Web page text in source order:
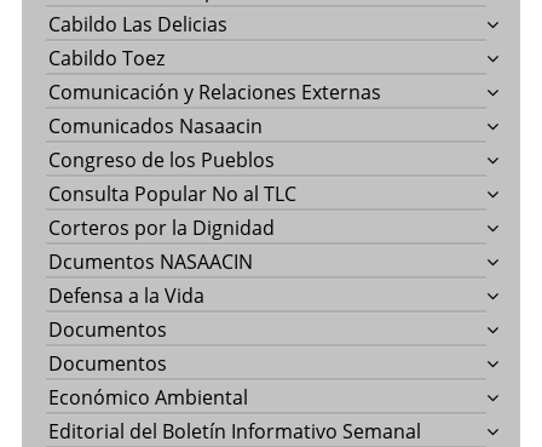
Cabildo Las Delicias
Cabildo Toez
Comunicación y Relaciones Externas
Comunicados Nasaacin
Congreso de los Pueblos
Consulta Popular No al TLC
Corteros por la Dignidad
Dcumentos NASAACIN
Defensa a la Vida
Documentos
Documentos
Económico Ambiental
Editorial del Boletín Informativo Semanal